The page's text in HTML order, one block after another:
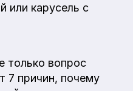
или карусель с
только вопрос
7 причин, почему